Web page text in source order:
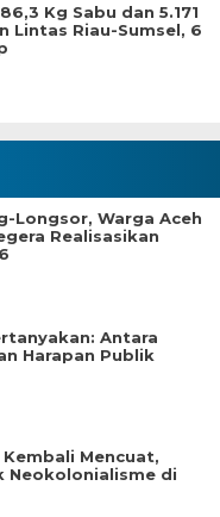
Kg Sabu dan 5.171
Lintas Riau-Sumsel, 6
Longsor, Warga Aceh
Realisasikan
Antara
Harapan Publik
Mencuat,
Neokolonialisme di